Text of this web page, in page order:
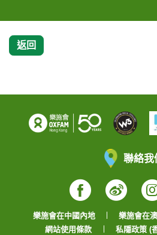
返回
聯絡我
樂施會在中國內地 樂施會在
網站使用條款
私隱政策 (